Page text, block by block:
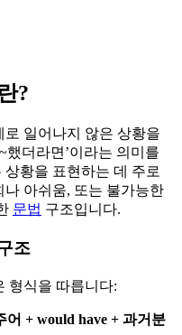
?
로 일어나지 않은 상황을
했더라면’이라는 의미를
황을 표현하는 데 주로
아쉬움, 또는 불가능한
문법 구조입니다.
조
형식을 따릅니다:
어 + would have + 과거분